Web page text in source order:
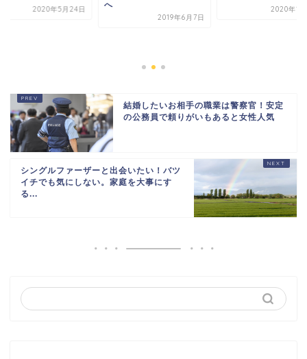
結婚したいお相手の職業は警察官！安定
の公務員で頼りがいもあると女性人気
シングルファーザーと出会いたい！バツ
イチでも気にしない。家庭を大事にす
る...